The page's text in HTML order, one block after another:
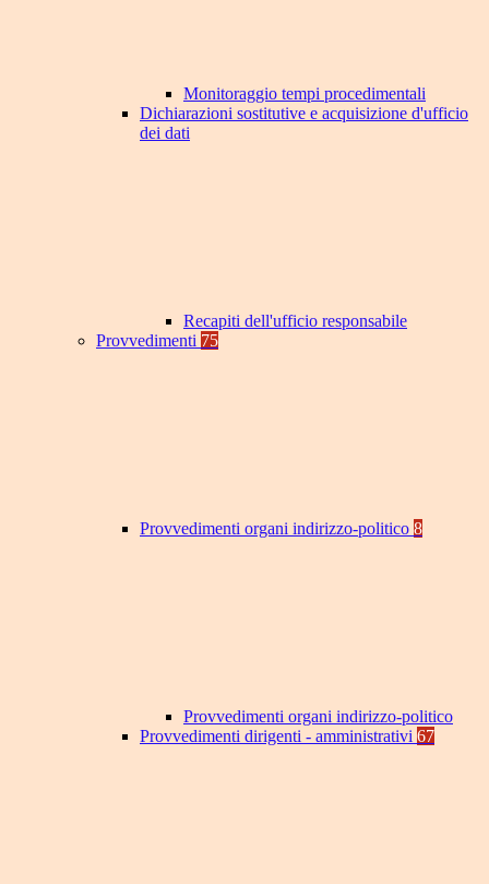
Monitoraggio tempi procedimentali
Dichiarazioni sostitutive e acquisizione d'ufficio
dei dati
Recapiti dell'ufficio responsabile
Provvedimenti 75
Provvedimenti organi indirizzo-politico 8
Provvedimenti organi indirizzo-politico
Provvedimenti dirigenti - amministrativi 67